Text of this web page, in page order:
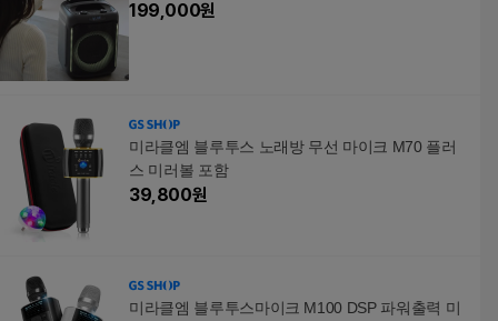
199,000원
미라클엠 블루투스 노래방 무선 마이크 M70 플러
스 미러볼 포함
39,800원
미라클엠 블루투스마이크 M100 DSP 파워출력 미